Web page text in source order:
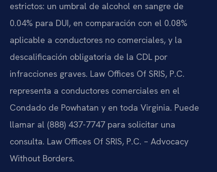
estrictos: un umbral de alcohol en sangre de
0.04% para DUI, en comparación con el 0.08%
aplicable a conductores no comerciales, y la
descalificación obligatoria de la CDL por
infracciones graves. Law Offices Of SRIS, P.C.
representa a conductores comerciales en el
Condado de Powhatan y en toda Virginia. Puede
llamar al (888) 437-7747 para solicitar una
consulta. Law Offices Of SRIS, P.C. – Advocacy
Without Borders.